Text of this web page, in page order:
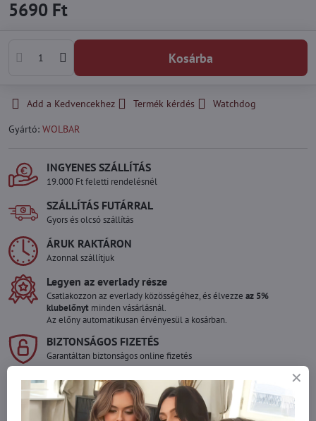
5690 Ft
Kosárba
Add a Kedvencekhez Termék kérdés
Watchdog
Gyártó: WOLBAR
INGYENES SZÁLLÍTÁS
19.000 Ft feletti rendelésnél
SZÁLLÍTÁS FUTÁRRAL
Gyors és olcsó szállítás
ÁRUK RAKTÁRON
Azonnal szállítjuk
Legyen az everlady része
Csatlakozzon az everlady közösségéhez, és élvezze az 5%
klubelőnyt minden vásárlásnál.
Az előny automatikusan érvényesül a kosárban.
BIZTONSÁGOS FIZETÉS
Garantáltan biztonságos online fizetés
Szeretne több terméket rendelni mint
amennyi raktáron van?